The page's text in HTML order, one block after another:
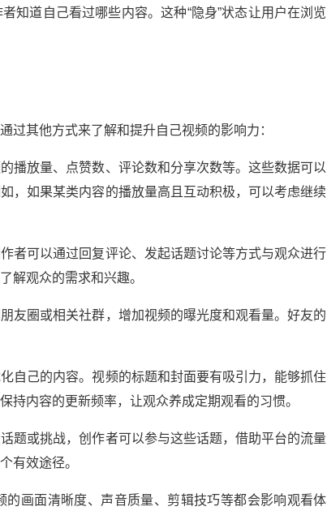
知道自己看过哪些内容。这种“隐身”状态让用户在浏览
过其他方式来了解和提升自己视频的影响力：
播放量、点赞数、评论数和分享次数等。这些数据可以
，如果某类内容的播放量高且互动积极，可以考虑继续
者可以通过回复评论、发起话题讨论等方式与观众进行
解观众的需求和兴趣。
友圈或相关社群，增加视频的曝光度和观看量。好友的
自己的内容。视频的标题和封面要有吸引力，能够抓住
持内容的更新频率，让观众养成定期观看的习惯。
题或挑战，创作者可以参与这些话题，借助平台的流量
有效途径。
画面清晰度、声音质量、剪辑技巧等都会影响观看体